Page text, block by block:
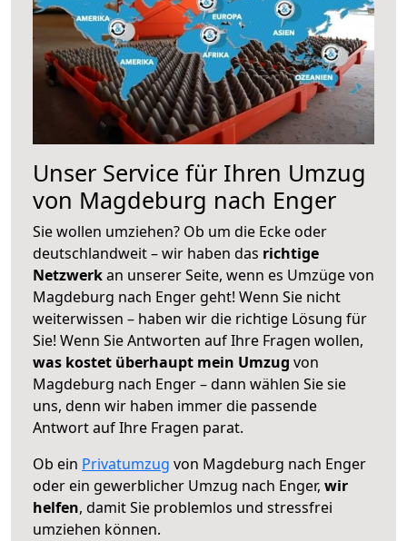
Unser Service für Ihren Umzug
von Magdeburg nach Enger
Sie wollen umziehen? Ob um die Ecke oder
deutschlandweit – wir haben das richtige
Netzwerkan unserer Seite, wenn es Umzüge von
Magdeburg nach Enger geht! Wenn Sie nicht
weiterwissen – haben wir die richtige Lösung für
Sie! Wenn Sie Antworten auf Ihre Fragen wollen,
was kostet überhaupt mein Umzug von
Magdeburg nach Enger – dann wählen Sie sie
uns, denn wir haben immer die passende
Antwort auf Ihre Fragen parat.
Ob ein Privatumzug von Magdeburg nach Enger
oder ein gewerblicher Umzug nach Enger, wir
helfen, damit Sie problemlos und stressfrei
umziehen können.